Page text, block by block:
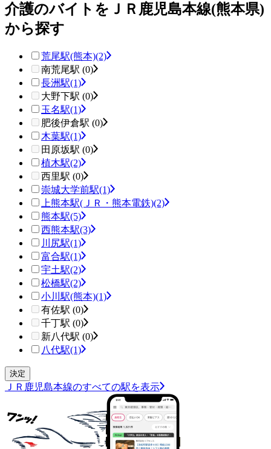
介護のバイトをＪＲ鹿児島本線(熊本県)
から探す
荒尾駅(熊本)(2)
南荒尾駅 (0)
長洲駅(1)
大野下駅 (0)
玉名駅(1)
肥後伊倉駅 (0)
木葉駅(1)
田原坂駅 (0)
植木駅(2)
西里駅 (0)
崇城大学前駅(1)
上熊本駅(ＪＲ・熊本電鉄)(2)
熊本駅(5)
西熊本駅(3)
川尻駅(1)
富合駅(1)
宇土駅(2)
松橋駅(2)
小川駅(熊本)(1)
有佐駅 (0)
千丁駅 (0)
新八代駅 (0)
八代駅(1)
ＪＲ鹿児島本線のすべての駅を表示